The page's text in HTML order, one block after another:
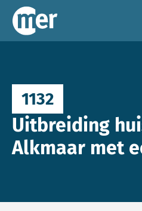
Commissie mer
1132
Uitbreiding
Alkmaar met